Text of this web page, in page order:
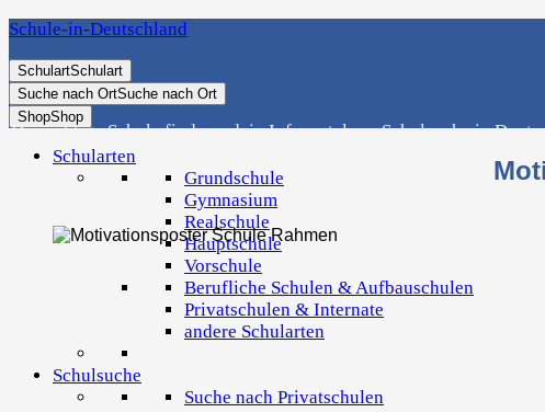
Schule-in-Deutschland
SchulartSchulart
Suche nach OrtSuche nach Ort
ShopShop
Schularten
Grundschule
Gymnasium
Realschule
Hauptschule
Vorschule
Berufliche Schulen & Aufbauschulen
Privatschulen & Internate
andere Schularten
Schulsuche
Suche nach Privatschulen
Die richtige Schule finden - dein Infoportal zur Schulsuche in